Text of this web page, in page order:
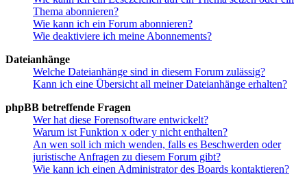
Thema abonnieren?
Wie kann ich ein Forum abonnieren?
Wie deaktiviere ich meine Abonnements?
Dateianhänge
Welche Dateianhänge sind in diesem Forum zulässig?
Kann ich eine Übersicht all meiner Dateianhänge erhalten?
phpBB betreffende Fragen
Wer hat diese Forensoftware entwickelt?
Warum ist Funktion x oder y nicht enthalten?
An wen soll ich mich wenden, falls es Beschwerden oder
juristische Anfragen zu diesem Forum gibt?
Wie kann ich einen Administrator des Boards kontaktieren?